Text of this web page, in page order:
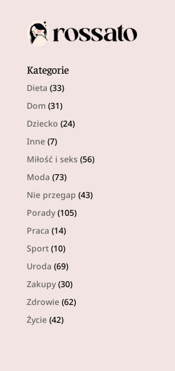
Kategorie
Dieta (33)
Dom (31)
Dziecko (24)
Inne(7)
Miłość i seks (56)
Moda (73)
Nie przegap (43)
Porady(105)
Praca (14)
Sport(10)
Uroda (69)
Zakupy(30)
Zdrowie(62)
Życie(42)